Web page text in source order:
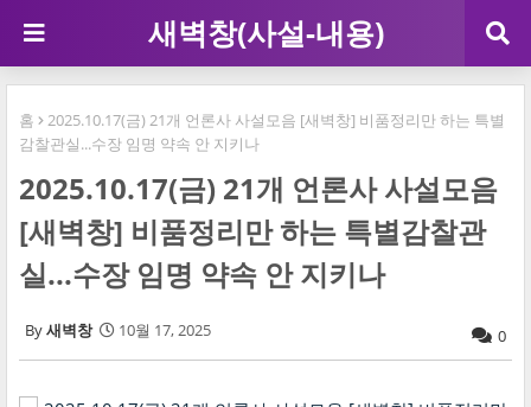
새벽창(사설-내용)
홈
2025.10.17(금) 21개 언론사 사설모음 [새벽창] 비품정리만 하는 특별
감찰관실...수장 임명 약속 안 지키나
2025.10.17(금) 21개 언론사 사설모음
[새벽창] 비품정리만 하는 특별감찰관
실...수장 임명 약속 안 지키나
새벽창 10월 17, 2025 0